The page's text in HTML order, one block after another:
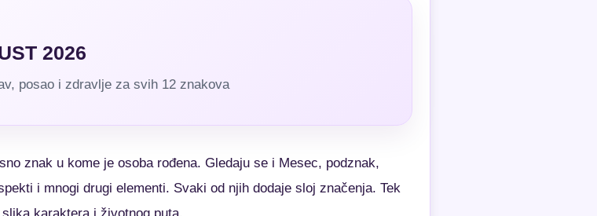
2026
posao i zdravlje za svih 12 znakova
znak u kome je osoba rođena. Gledaju se i Mesec, podznak,
i mnogi drugi elementi. Svaki od njih dodaje sloj značenja. Tek
karaktera i životnog puta.